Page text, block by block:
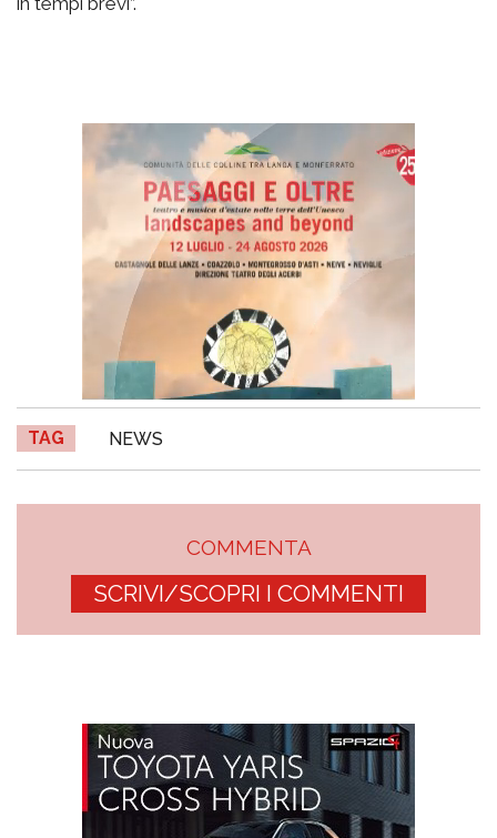
TAG NEWS
COMMENTA
SCRIVI/SCOPRI I COMMENTI